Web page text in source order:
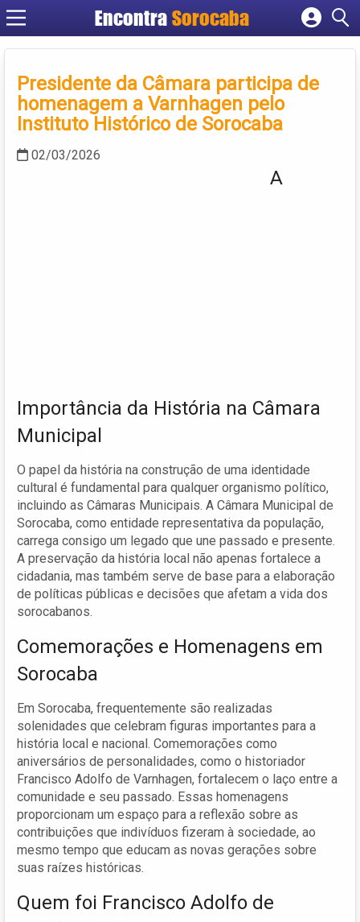
EncontraSorocaba
Cadastrar empresa
Criar conta
Presidente da Câmara participa de
homenagem a Varnhagen pelo
Instituto Histórico de Sorocaba
02/03/2026
A
Importância da História na Câmara
Municipal
O papel da história na construção de uma identidade
cultural é fundamental para qualquer organismo político,
incluindo as Câmaras Municipais. A Câmara Municipal de
Sorocaba, como entidade representativa da população,
carrega consigo um legado que une passado e presente.
A preservação da história local não apenas fortalece a
cidadania, mas também serve de base para a elaboração
de políticas públicas e decisões que afetam a vida dos
sorocabanos.
Comemorações e Homenagens em
Sorocaba
Em Sorocaba, frequentemente são realizadas
solenidades que celebram figuras importantes para a
história local e nacional. Comemorações como
aniversários de personalidades, como o historiador
Francisco Adolfo de Varnhagen, fortalecem o laço entre a
comunidade e seu passado. Essas homenagens
proporcionam um espaço para a reflexão sobre as
contribuições que indivíduos fizeram à sociedade, ao
mesmo tempo que educam as novas gerações sobre
suas raízes históricas.
Quem foi Francisco Adolfo de